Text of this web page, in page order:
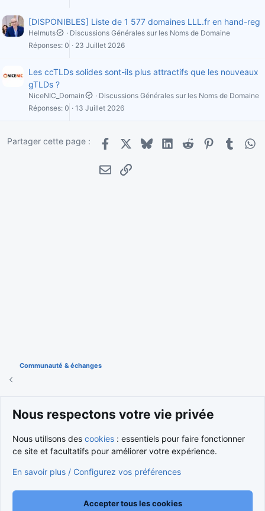
[DISPONIBLES] Liste de 1 577 domaines LLL.fr en hand-reg
Helmuts
Discussions Générales sur les Noms de Domaine
Réponses 0 23 Juillet 2026
Les ccTLDs solides sont-ils plus attractifs que les nouveaux
gTLDs ?
NiceNIC_Domain
Discussions Générales sur les Noms de Domaine
Réponses 0 13 Juillet 2026
Partager cette page :
Facebook
X BlueskyLinkedInRedditPinterestTumblr
E-mailLien
Communauté & échanges
Cookies
Politique de confidentialité
Aide Accueil
R
S
S
Traduction française parXenForo FR|Media embeds via s9e/MediaSites
Nous respectons votre vie privée
Nous utilisons des cookies : essentiels pour faire fonctionner
ce site et facultatifs pour améliorer votre expérience.
En savoir plus / Configurez vos préférences
Accepter tous les cookies